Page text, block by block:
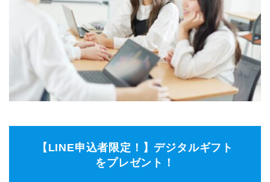
【LINE申込者限定！】デジタルギフト
をプレゼント！